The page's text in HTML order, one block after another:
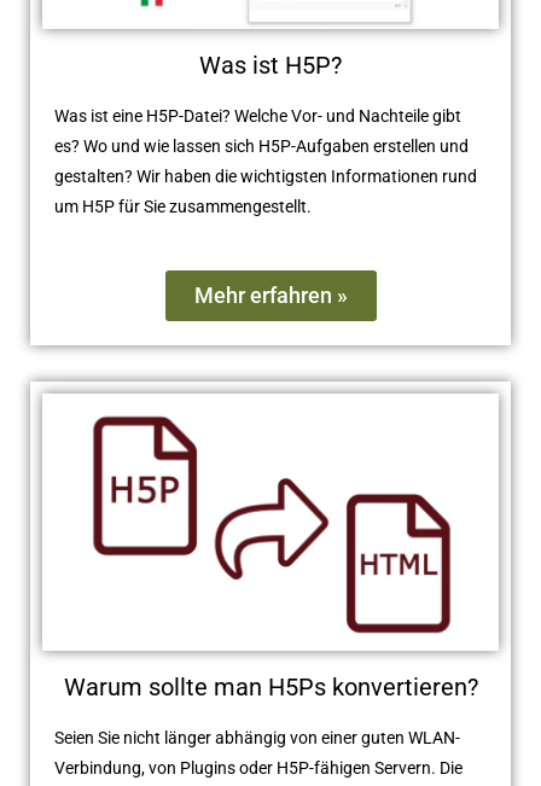
Was ist H5P?
Was ist eine H5P-Datei? Welche Vor- und Nachteile gibt
es? Wo und wie lassen sich H5P-Aufgaben erstellen und
gestalten? Wir haben die wichtigsten Informationen rund
um H5P für Sie zusammengestellt.
Mehr erfahren »
Warum sollte man H5Ps konvertieren?
Seien Sie nicht länger abhängig von einer guten WLAN-
Verbindung, von Plugins oder H5P-fähigen Servern. Die